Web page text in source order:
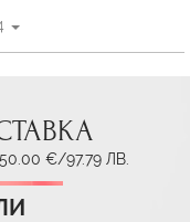
€/97.79 ЛВ.